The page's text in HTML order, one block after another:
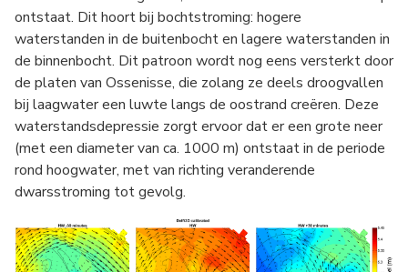
ontstaat. Dit hoort bij bochtstroming: hogere
waterstanden in de buitenbocht en lagere waterstanden in
de binnenbocht. Dit patroon wordt nog eens versterkt door
de platen van Ossenisse, die zolang ze deels droogvallen
bij laagwater een luwte langs de oostrand creëren. Deze
waterstandsdepressie zorgt ervoor dat er een grote neer
(met een diameter van ca. 1000 m) ontstaat in de periode
rond hoogwater, met van richting veranderende
dwarsstroming tot gevolg.